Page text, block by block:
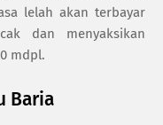
lelah akan terbayar
dan menyaksikan
mdpl.
Baria